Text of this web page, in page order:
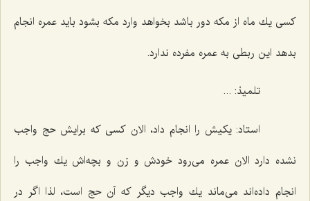
كسی یك ماه از مكه دور باشد بخواهد وارد مكه بشود باید عمره انجام
بدهد این ربطی به عمره مفرده ندارد.
تلمیذ: ...
استاد: یكیش را انجام داد، الان كسی كه برایش حج واجب
نشده دارد الان عمره می‌رود خودش و زن و بچه‌اش یك واجب را
انجام داده‌اند می‌ماند یك واجب دیگر كه آن حج است، لذا اگر در